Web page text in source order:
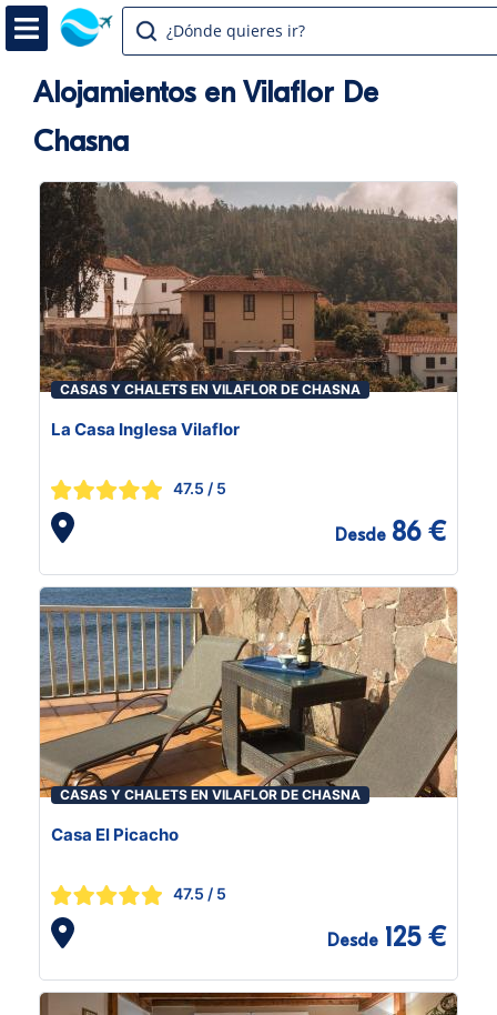
¿Dónde quieres ir?
Alojamientos en Vilaflor De
Chasna
CASAS Y CHALETS EN VILAFLOR DE CHASNA
La Casa Inglesa Vilaflor
47.5 / 5
Desde 86 €
CASAS Y CHALETS EN VILAFLOR DE CHASNA
Casa El Picacho
47.5 / 5
Desde 125 €